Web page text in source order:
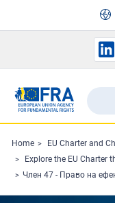
the
Home
EU Charter and
Explore the EU Charter through
Член 47 - Право на ефективни правни средства за защита и на